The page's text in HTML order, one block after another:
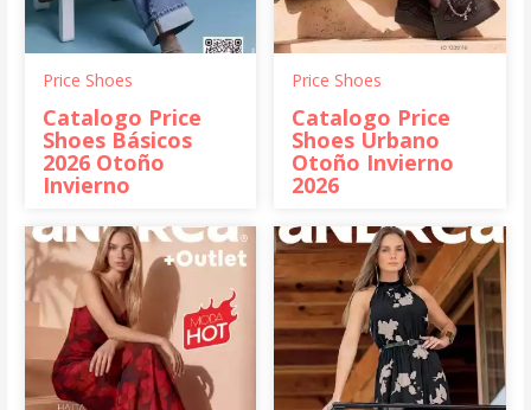
Price Shoes
Catalogo Price
Shoes Básicos
2026 Otoño
Invierno
Price Shoes
Catalogo Price
Shoes Urbano
Otoño Invierno
2026